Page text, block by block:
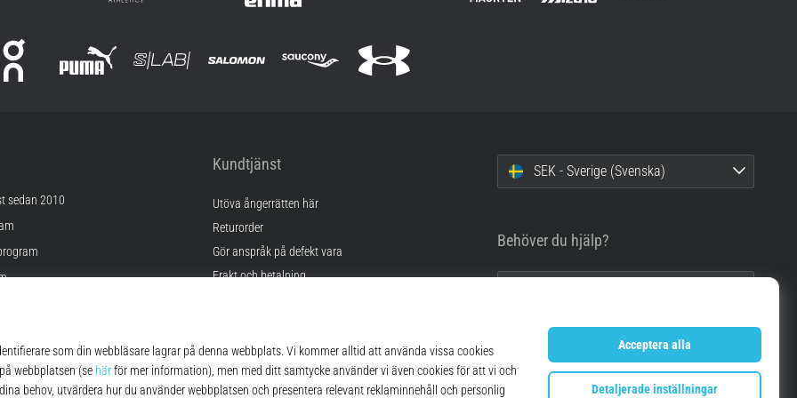
sedan 2010
Kundtjänst
Utöva ångerrätten här
Returorder
Gör anspråk på defekt vara
Frakt och betalning
FAQ
Sekretesspolicy
SEK - Sverige (Svenska)
Behöver du hjälp?